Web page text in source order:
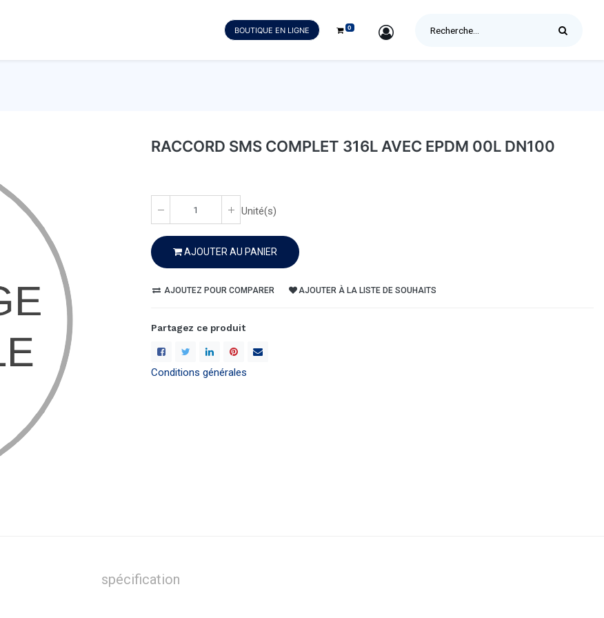
BOUTIQUE EN LIGNE 0 SIGN IN
RACCORD SMS COMPLET 316L AVEC EPDM 00L DN100
Unité(s)
AJOUTER AU PANIER
AJOUTEZ POUR COMPARER AJOUTER À LA LISTE DE SOUHAITS
Partagez ce produit
Conditions générales
spécification